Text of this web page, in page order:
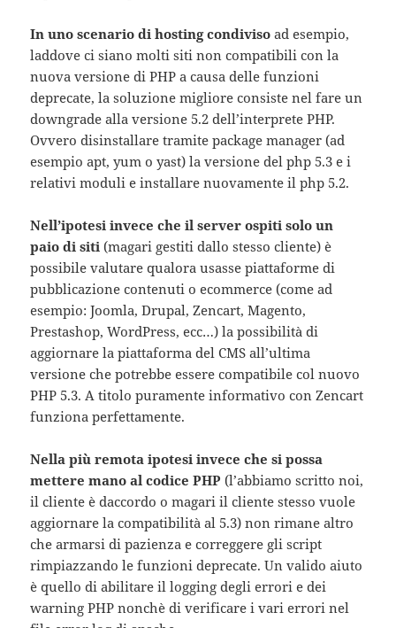
In uno scenario di hosting condiviso ad esempio,
laddove ci siano molti siti non compatibili con la
nuova versione di PHP a causa delle funzioni
deprecate, la soluzione migliore consiste nel fare un
downgrade alla versione 5.2 dell’interprete PHP.
Ovvero disinstallare tramite package manager (ad
esempio apt, yum o yast) la versione del php 5.3 e i
relativi moduli e installare nuovamente il php 5.2.
Nell’ipotesi invece che il server ospiti solo un
paio di siti (magari gestiti dallo stesso cliente) è
possibile valutare qualora usasse piattaforme di
pubblicazione contenuti o ecommerce (come ad
esempio: Joomla, Drupal, Zencart, Magento,
Prestashop, WordPress, ecc…) la possibilità di
aggiornare la piattaforma del CMS all’ultima
versione che potrebbe essere compatibile col nuovo
PHP 5.3. A titolo puramente informativo con Zencart
funziona perfettamente.
Nella più remota ipotesi invece che si possa
mettere mano al codice PHP (l’abbiamo scritto noi,
il cliente è daccordo o magari il cliente stesso vuole
aggiornare la compatibilità al 5.3) non rimane altro
che armarsi di pazienza e correggere gli script
rimpiazzando le funzioni deprecate. Un valido aiuto
è quello di abilitare il logging degli errori e dei
warning PHP nonchè di verificare i vari errori nel